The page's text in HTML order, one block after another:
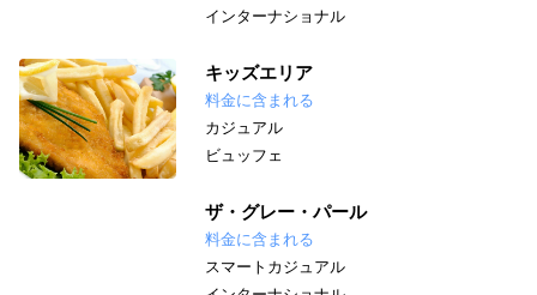
インターナショナル
キッズエリア
料金に含まれる
カジュアル
ビュッフェ
ザ・グレー・パール
料金に含まれる
スマートカジュアル